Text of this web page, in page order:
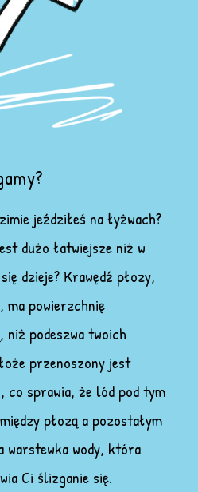
jeździłeś na łyżwach?
dużo łatwiejsze niż w
dzieje? Krawędź płozy,
powierzchnię
podeszwa twoich
przenoszony jest
co sprawia, że lód pod tym
płozą a pozostałym
warstewka wody, która
Ci ślizganie się.